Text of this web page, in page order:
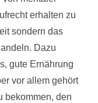
erhalten zu
sondern das
Dazu
gute Ernährung
vor allem gehört
bekommen, den